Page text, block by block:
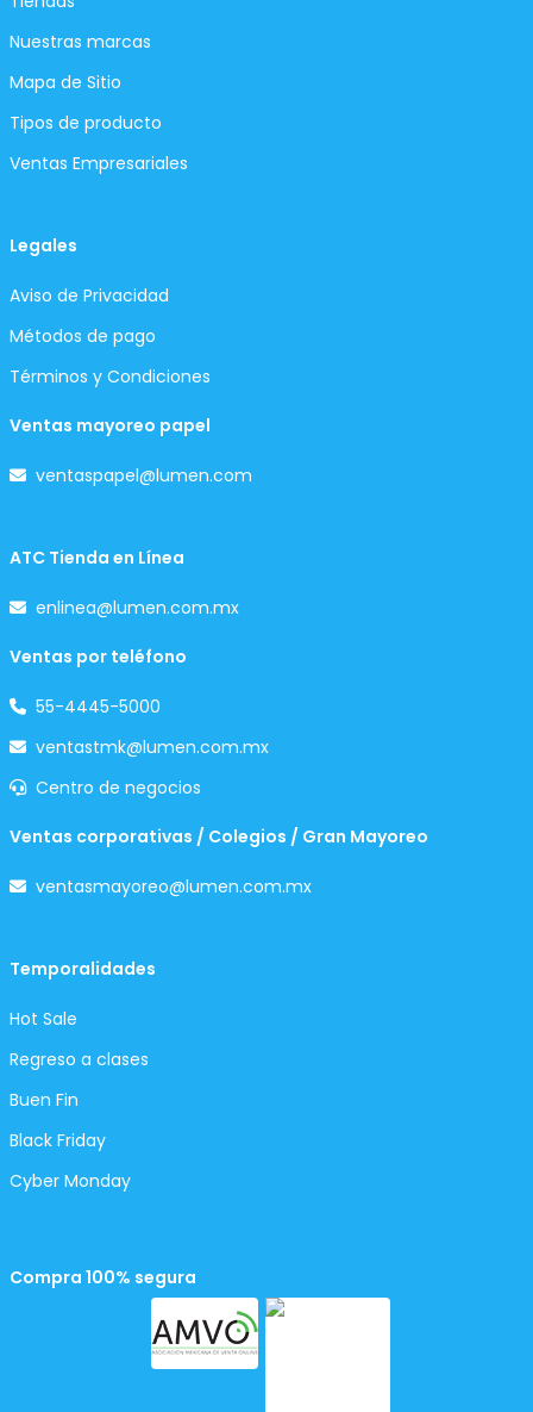
Nuestras marcas
Mapa de Sitio
Tipos de producto
Ventas Empresariales
Legales
Aviso de Privacidad
Métodos de pago
Términos y Condiciones
Ventas mayoreo papel
ventaspapel@lumen.com
ATC Tienda en Línea
enlinea@lumen.com.mx
Ventas por teléfono
55-4445-5000
ventastmk@lumen.com.mx
Centro de negocios
Ventas corporativas / Colegios / Gran Mayoreo
ventasmayoreo@lumen.com.mx
Temporalidades
Hot Sale
Regreso a clases
Buen Fin
Black Friday
Cyber Monday
Compra 100% segura